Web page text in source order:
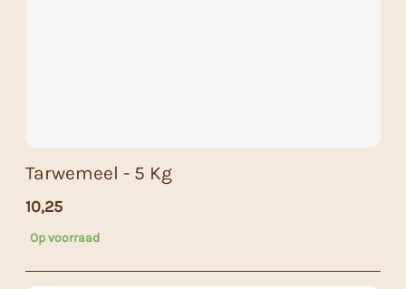
Tarwemeel - 5 Kg
10,25
Op voorraad